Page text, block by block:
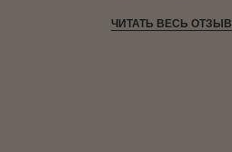
ЧИТАТЬ ВЕСЬ ОТЗЫВ